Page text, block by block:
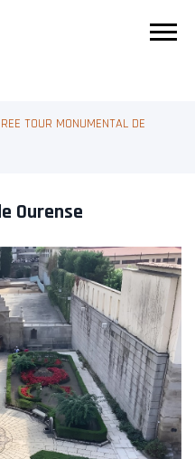
TOUR MONUMENTAL DE
Ourense